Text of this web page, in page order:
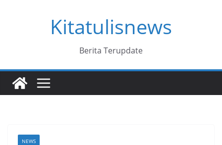
Kitatulisnews
Berita Terupdate
NEWS